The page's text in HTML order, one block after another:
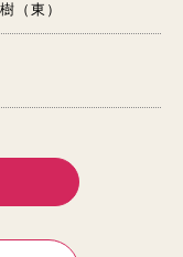
（東）